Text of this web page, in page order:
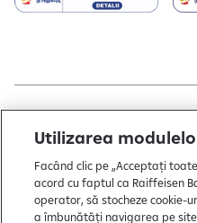
Termeni și condiții
Politică de utilizare cookies
Preferințe cookie-uri
Utilizarea
Facând clic pe „Acceptați
acord cu faptul ca Raiffeisen
operator, să stocheze cookie-
a îmbunătăți navigarea pe